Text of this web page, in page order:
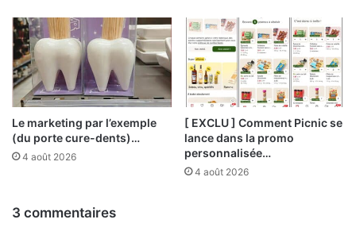
Le marketing par l’exemple
(du porte cure-dents)…
4 août 2026
[ EXCLU ] Comment Picnic se
lance dans la promo
personnalisée…
4 août 2026
3 commentaires